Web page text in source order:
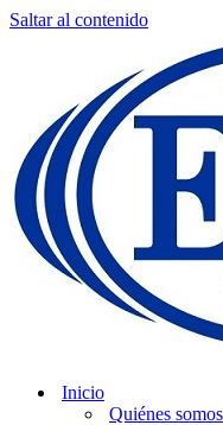
Saltar al contenido
Inicio
Quiénes somos